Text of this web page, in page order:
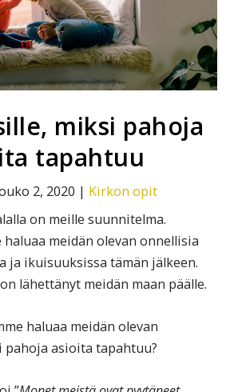
miksi pahoja
tapahtuu
2, 2020 | Kirkon opit
on meille suunnitelma.
meidän olevan onnellisia
ja ikuisuuksissa tämän jälkeen.
lähettänyt meidän maan päälle.
haluaa meidän olevan
asioita tapahtuu?